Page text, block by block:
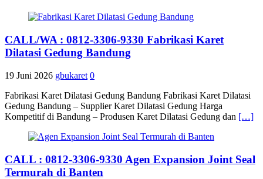
CALL/WA : 0812-3306-9330 Fabrikasi Karet
Dilatasi Gedung Bandung
19 Juni 2026 gbukaret 0
Fabrikasi Karet Dilatasi Gedung Bandung Fabrikasi Karet Dilatasi
Gedung Bandung – Supplier Karet Dilatasi Gedung Harga
Kompetitif di Bandung – Produsen Karet Dilatasi Gedung dan […]
CALL : 0812-3306-9330 Agen Expansion Joint Seal
Termurah di Banten